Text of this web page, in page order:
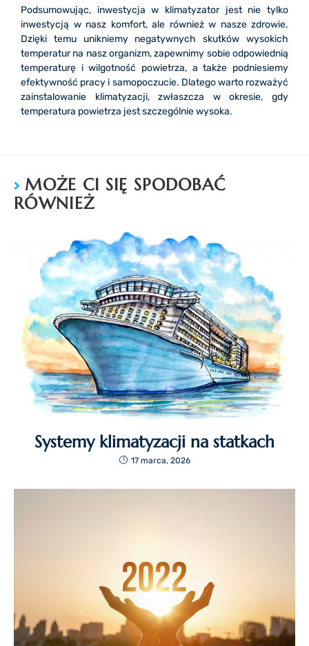
Podsumowując, inwestycja w klimatyzator jest nie tylko
inwestycją w nasz komfort, ale również w nasze zdrowie.
Dzięki temu unikniemy negatywnych skutków wysokich
temperatur na nasz organizm, zapewnimy sobie odpowiednią
temperaturę i wilgotność powietrza, a także podniesiemy
efektywność pracy i samopoczucie. Dlatego warto rozważyć
zainstalowanie klimatyzacji, zwłaszcza w okresie, gdy
temperatura powietrza jest szczególnie wysoka.
MOŻE CI SIĘ SPODOBAĆ
RÓWNIEŻ
Systemy klimatyzacji na statkach
17 marca, 2026